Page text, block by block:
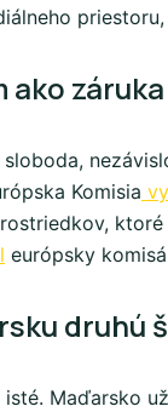
sloboda,
Komisia
európsky
druhú
Maďarsko